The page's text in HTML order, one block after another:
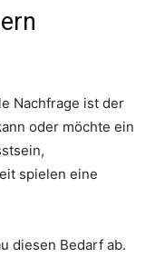
Nachfrage ist der
oder möchte ein
spielen eine
diesen Bedarf ab.